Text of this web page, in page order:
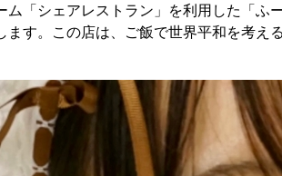
ム「シェアレストラン」を利用した「ふ
す。この店は、ご飯で世界平和を考え